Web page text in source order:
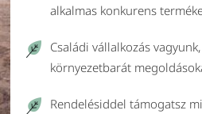
alkalmas konkurens
Családi vállalkozás
környezetbarát
Rendelésiddel támogatsz